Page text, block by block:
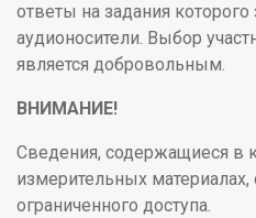
ответы на задания
аудионосители. Выбор
является добровольным.
ВНИМАНИЕ!
Сведения, содержащиеся в
измерительных
ограниченного доступа.